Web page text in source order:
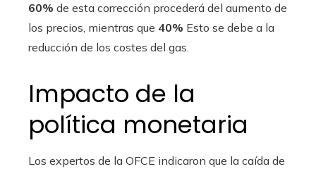
60% de esta corrección procederá del aumento de
los precios, mientras que 40% Esto se debe a la
reducción de los costes del gas.
Impacto de la
política monetaria
Los expertos de la OFCE indicaron que la caída de